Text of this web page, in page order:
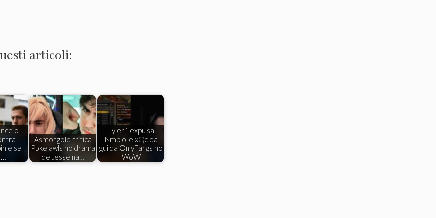
articoli:
o
e se
Asmongold critica
Pokelawls no drama
de Jesse na…
Tyler1 expulsa
Nmplol e xQc da
guilda OnlyFangs no
WoW